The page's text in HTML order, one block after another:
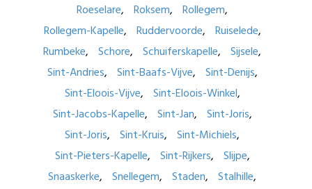
Roeselare
Roksem
Rollegem
Rollegem-Kapelle
Ruddervoorde
Ruiselede
Rumbeke
Schore Schuiferskapelle
Sijsele
Sint-Andries
Sint-Baafs-Vijve
Sint-Denijs
Sint-Eloois-Vijve
Sint-Eloois-Winkel
Sint-Jacobs-Kapelle
Sint-Jan
Sint-Joris
Sint-Joris
Sint-Kruis
Sint-Michiels
Sint-Pieters-Kapelle
Sint-Rijkers
Slijpe
Snaaskerke
Snellegem Staden
Stalhille